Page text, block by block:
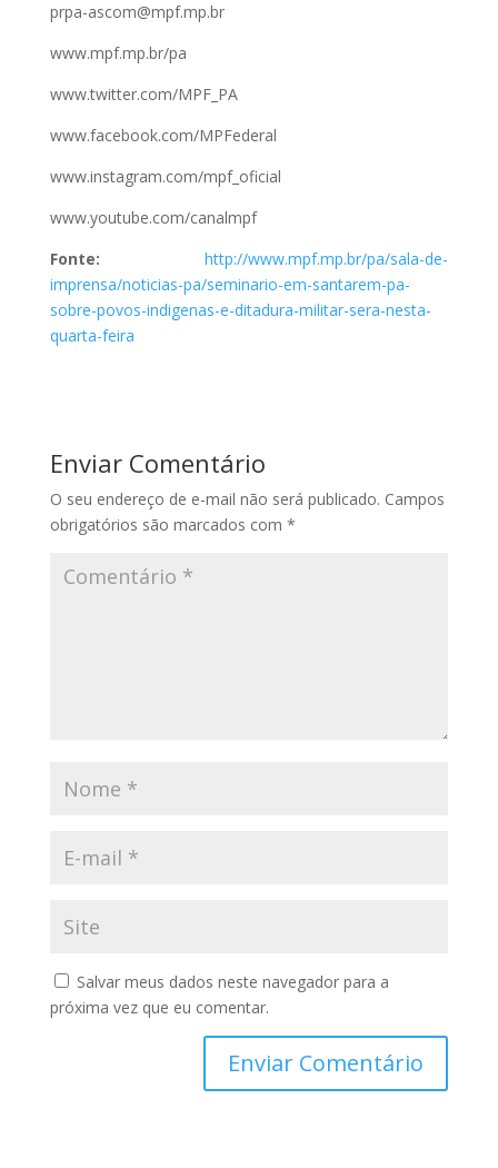
prpa-ascom@mpf.mp.br
www.mpf.mp.br/pa
www.twitter.com/MPF_PA
www.facebook.com/MPFederal
www.instagram.com/mpf_oficial
www.youtube.com/canalmpf
Fonte:http://www.mpf.mp.br/pa/sala-de-
imprensa/noticias-pa/seminario-em-santarem-pa-
sobre-povos-indigenas-e-ditadura-militar-sera-nesta-
quarta-feira
Enviar Comentário
O seu endereço de e-mail não será publicado. Campos
obrigatórios são marcados com *
Salvar meus dados neste navegador para a
próxima vez que eu comentar.